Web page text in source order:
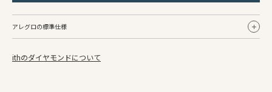
アレグロの標準仕様
Male
ithのダイヤモンドについて